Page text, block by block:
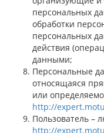
персональных
обработки
персональных
действия
данными;
Персональные
относящаяся
или
http://
Пользователь –
http://